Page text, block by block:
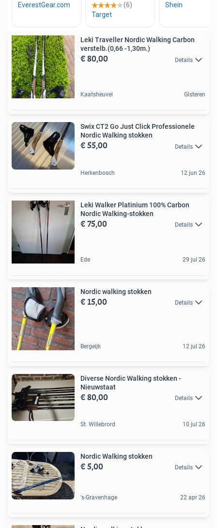
Leki Traveller Nordic Walking Carbon
verstelb.(0,66 -1,30m.)
€ 80,00 Details
Kaatsheuvel Gisteren
Swix CT2 Go Just Click Professionele
Nordic Walking stokken
€ 55,00 Details
Herkenbosch 12 jun 26
Leki Walker Platinium 100% Carbon
Nordic Walking-stokken
€ 75,00 Details
Ede 29 jul 26
Nordic walking stokken
€ 15,00 Details
Bergeijk 12 jul 26
Diverse Nordic Walking stokken -
Nieuwstaat
€ 80,00 Details
St. Willebrord 10 jul 26
Nordic Walking stokken
€ 5,00 Details
's-Gravenhage 22 apr 26